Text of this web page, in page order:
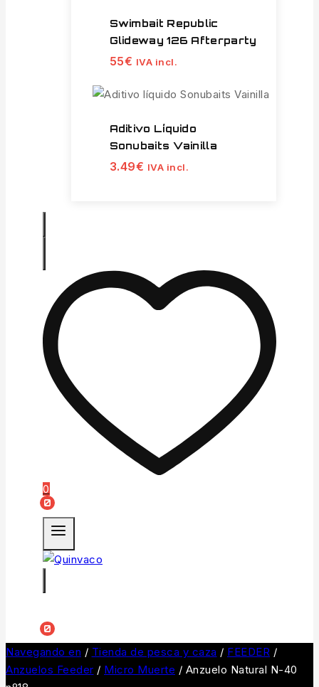
Swimbait Republic
Glideway 126 Afterparty
55€ IVA incl.
Aditivo Líquido
Sonubaits Vainilla
3.49€ IVA incl.
0
0
0
Navegando en / Tienda de pesca y caza / FEEDER /
Anzuelos Feeder / Micro Muerte / Anzuelo Natural N-40